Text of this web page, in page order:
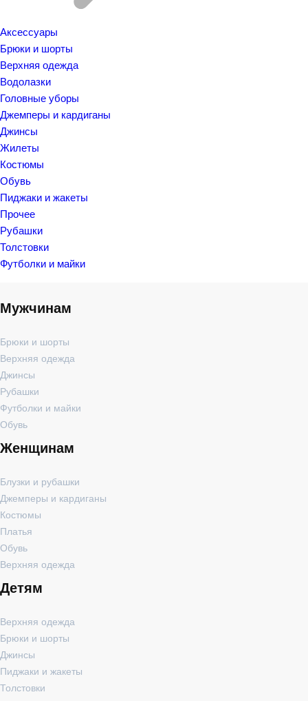
Аксессуары
Брюки и шорты
Верхняя одежда
Водолазки
Головные уборы
Джемперы и кардиганы
Джинсы
Жилеты
Костюмы
Обувь
Пиджаки и жакеты
Прочее
Рубашки
Толстовки
Футболки и майки
Мужчинам
Брюки и шорты
Верхняя одежда
Джинсы
Рубашки
Футболки и майки
Обувь
Женщинам
Блузки и рубашки
Джемперы и кардиганы
Костюмы
Платья
Обувь
Верхняя одежда
Детям
Верхняя одежда
Брюки и шорты
Джинсы
Пиджаки и жакеты
Толстовки